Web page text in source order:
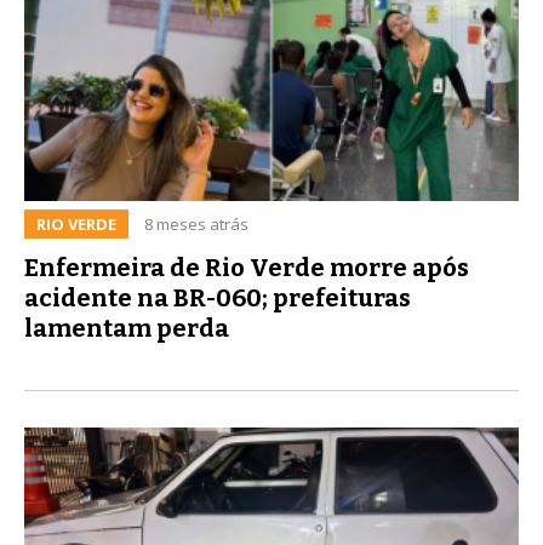
RIO VERDE 8 meses atrás
Enfermeira de Rio Verde morre após
acidente na BR-060; prefeituras
lamentam perda